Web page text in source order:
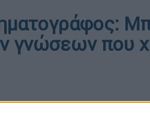
γνώσεων που